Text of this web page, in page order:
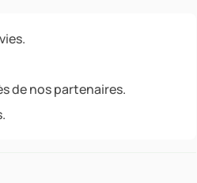
de nos partenaires.